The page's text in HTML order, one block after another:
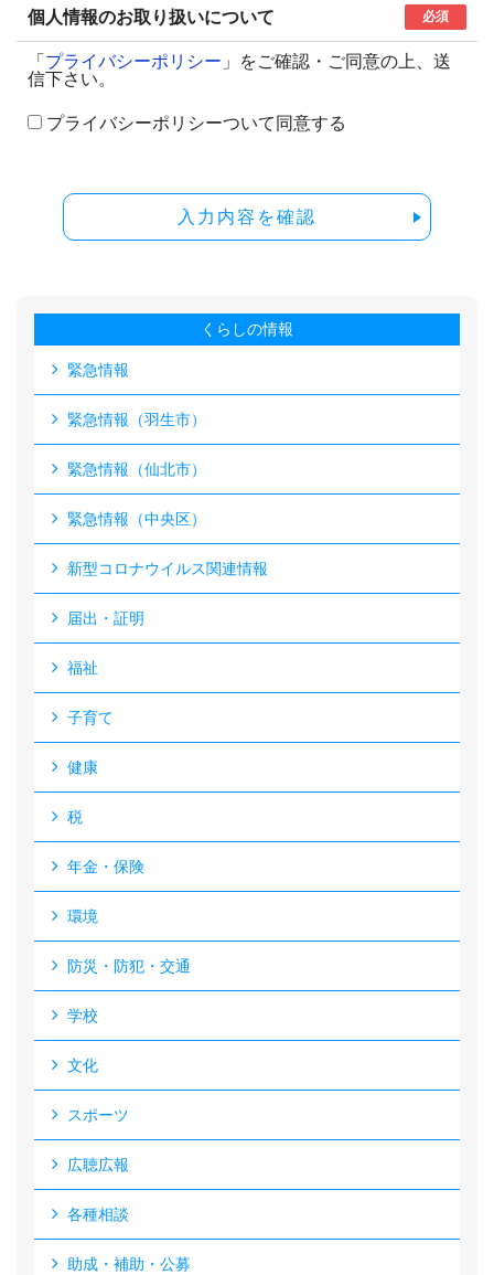
個人情報のお取り扱いについて 必須
「 プライバシーポリシー 」をご確認・ご同意の上、送
信下さい。
プライバシーポリシーついて同意する
入力内容を確認
くらしの情報
緊急情報
緊急情報（羽生市）
緊急情報（仙北市）
緊急情報（中央区）
新型コロナウイルス関連情報
届出・証明
福祉
子育て
健康
税
年金・保険
環境
防災・防犯・交通
学校
文化
スポーツ
広聴広報
各種相談
助成・補助・公募